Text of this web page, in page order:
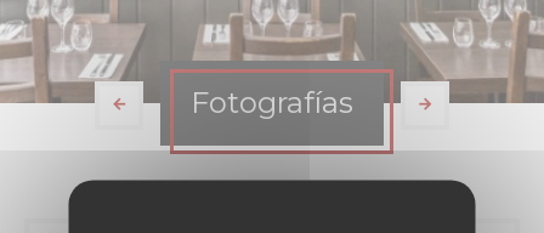
Fotografías